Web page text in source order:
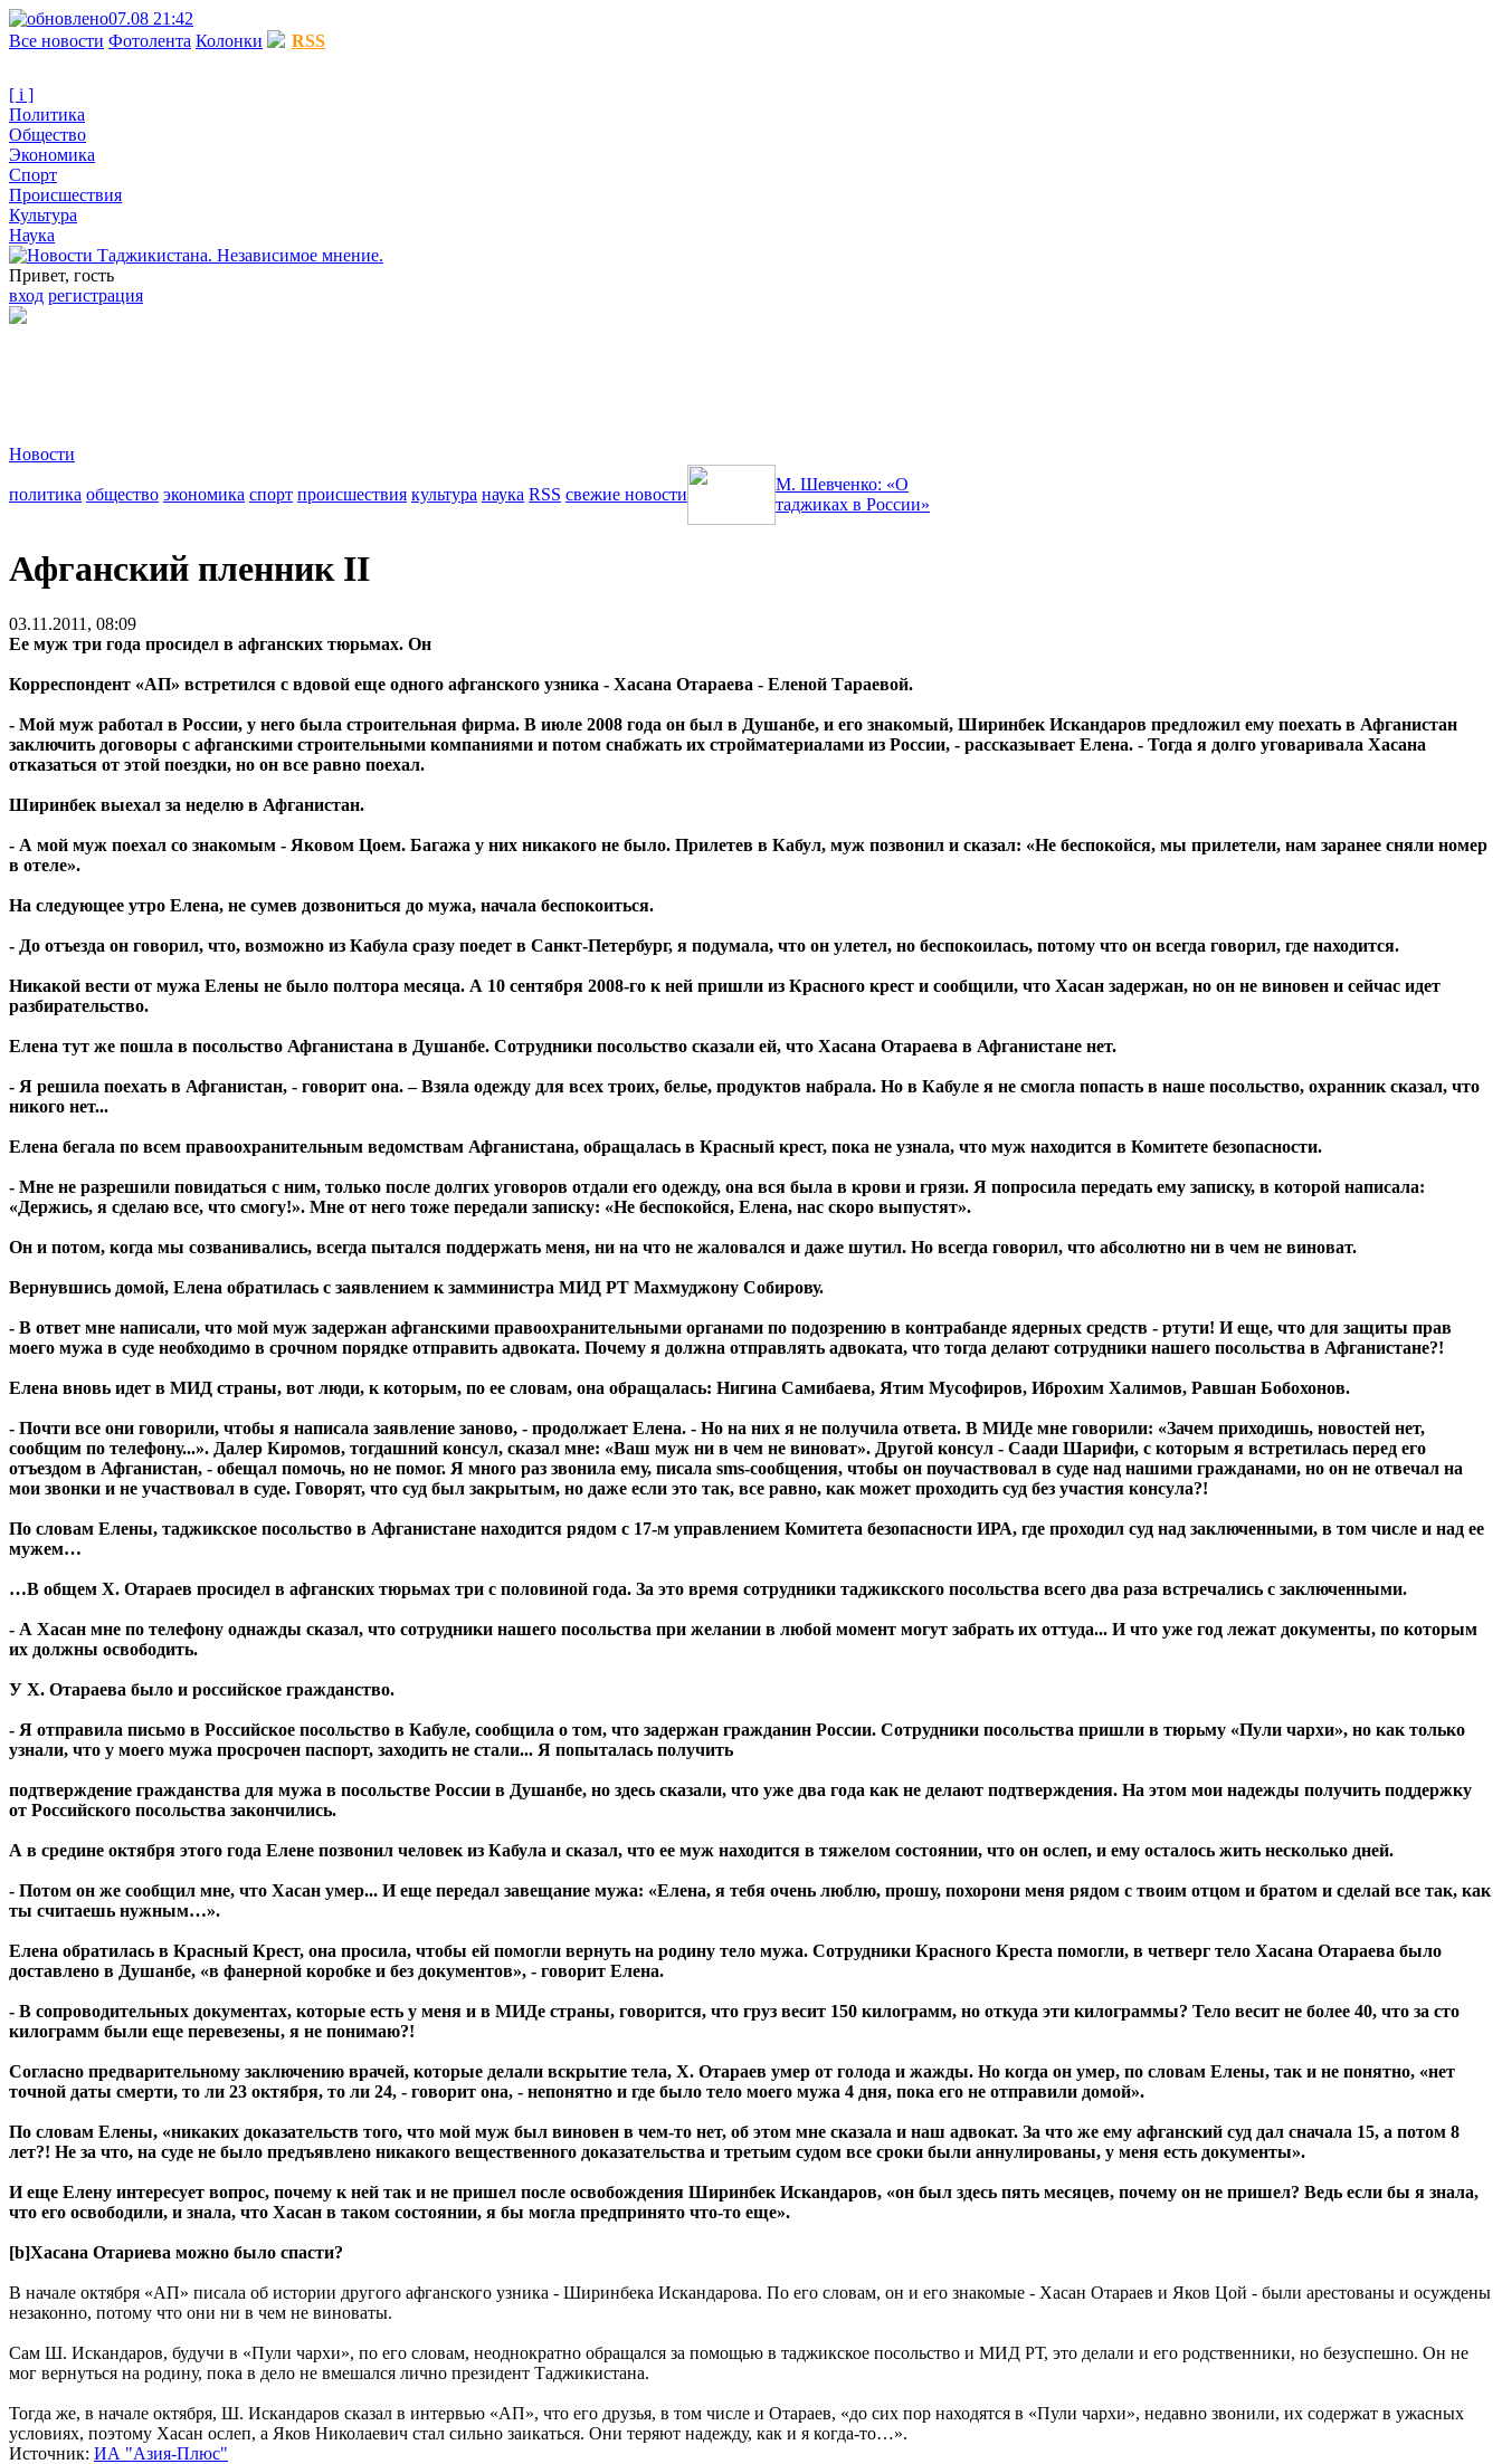
07.08 21:42
Все новости Фотолента Колонки RSS
[ i ]
Политика
Общество
Экономика
Спорт
Происшествия
Культура
Наука
Привет, гость
вход регистрация
Новости
политика общество экономика спорт происшествия культура наука RSS свежие новости
М. Шевченко: «О
таджиках в России»
Афганский пленник II
03.11.2011, 08:09
Ее муж три года просидел в афганских тюрьмах. Он
Корреспондент «АП» встретился с вдовой еще одного афганского узника - Хасана Отараева - Еленой Тараевой.
- Мой муж работал в России, у него была строительная фирма. В июле 2008 года он был в Душанбе, и его знакомый, Ширинбек Искандаров предложил ему поехать в Афганистан
заключить договоры с афганскими строительными компаниями и потом снабжать их стройматериалами из России, - рассказывает Елена. - Тогда я долго уговаривала Хасана
отказаться от этой поездки, но он все равно поехал.
Ширинбек выехал за неделю в Афганистан.
- А мой муж поехал со знакомым - Яковом Цоем. Багажа у них никакого не было. Прилетев в Кабул, муж позвонил и сказал: «Не беспокойся, мы прилетели, нам заранее сняли номер
в отеле».
На следующее утро Елена, не сумев дозвониться до мужа, начала беспокоиться.
- До отъезда он говорил, что, возможно из Кабула сразу поедет в Санкт-Петербург, я подумала, что он улетел, но беспокоилась, потому что он всегда говорил, где находится.
Никакой вести от мужа Елены не было полтора месяца. А 10 сентября 2008-го к ней пришли из Красного крест и сообщили, что Хасан задержан, но он не виновен и сейчас идет
разбирательство.
Елена тут же пошла в посольство Афганистана в Душанбе. Сотрудники посольство сказали ей, что Хасана Отараева в Афганистане нет.
- Я решила поехать в Афганистан, - говорит она. – Взяла одежду для всех троих, белье, продуктов набрала. Но в Кабуле я не смогла попасть в наше посольство, охранник сказал, что
никого нет...
Елена бегала по всем правоохранительным ведомствам Афганистана, обращалась в Красный крест, пока не узнала, что муж находится в Комитете безопасности.
- Мне не разрешили повидаться с ним, только после долгих уговоров отдали его одежду, она вся была в крови и грязи. Я попросила передать ему записку, в которой написала:
«Держись, я сделаю все, что смогу!». Мне от него тоже передали записку: «Не беспокойся, Елена, нас скоро выпустят».
Он и потом, когда мы созванивались, всегда пытался поддержать меня, ни на что не жаловался и даже шутил. Но всегда говорил, что абсолютно ни в чем не виноват.
Вернувшись домой, Елена обратилась с заявлением к замминистра МИД РТ Махмуджону Собирову.
- В ответ мне написали, что мой муж задержан афганскими правоохранительными органами по подозрению в контрабанде ядерных средств - ртути! И еще, что для защиты прав
моего мужа в суде необходимо в срочном порядке отправить адвоката. Почему я должна отправлять адвоката, что тогда делают сотрудники нашего посольства в Афганистане?!
Елена вновь идет в МИД страны, вот люди, к которым, по ее словам, она обращалась: Нигина Самибаева, Ятим Мусофиров, Иброхим Халимов, Равшан Бобохонов.
- Почти все они говорили, чтобы я написала заявление заново, - продолжает Елена. - Но на них я не получила ответа. В МИДе мне говорили: «Зачем приходишь, новостей нет,
сообщим по телефону...». Далер Киромов, тогдашний консул, сказал мне: «Ваш муж ни в чем не виноват». Другой консул - Саади Шарифи, с которым я встретилась перед его
отъездом в Афганистан, - обещал помочь, но не помог. Я много раз звонила ему, писала sms-сообщения, чтобы он поучаствовал в суде над нашими гражданами, но он не отвечал на
мои звонки и не участвовал в суде. Говорят, что суд был закрытым, но даже если это так, все равно, как может проходить суд без участия консула?!
По словам Елены, таджикское посольство в Афганистане находится рядом с 17-м управлением Комитета безопасности ИРА, где проходил суд над заключенными, в том числе и над ее
мужем…
…В общем Х. Отараев просидел в афганских тюрьмах три с половиной года. За это время сотрудники таджикского посольства всего два раза встречались с заключенными.
- А Хасан мне по телефону однажды сказал, что сотрудники нашего посольства при желании в любой момент могут забрать их оттуда... И что уже год лежат документы, по которым
их должны освободить.
У Х. Отараева было и российское гражданство.
- Я отправила письмо в Российское посольство в Кабуле, сообщила о том, что задержан гражданин России. Сотрудники посольства пришли в тюрьму «Пули чархи», но как только
узнали, что у моего мужа просрочен паспорт, заходить не стали... Я попыталась получить
подтверждение гражданства для мужа в посольстве России в Душанбе, но здесь сказали, что уже два года как не делают подтверждения. На этом мои надежды получить поддержку
от Российского посольства закончились.
А в средине октября этого года Елене позвонил человек из Кабула и сказал, что ее муж находится в тяжелом состоянии, что он ослеп, и ему осталось жить несколько дней.
- Потом он же сообщил мне, что Хасан умер... И еще передал завещание мужа: «Елена, я тебя очень люблю, прошу, похорони меня рядом с твоим отцом и братом и сделай все так, как
ты считаешь нужным…».
Елена обратилась в Красный Крест, она просила, чтобы ей помогли вернуть на родину тело мужа. Сотрудники Красного Креста помогли, в четверг тело Хасана Отараева было
доставлено в Душанбе, «в фанерной коробке и без документов», - говорит Елена.
- В сопроводительных документах, которые есть у меня и в МИДе страны, говорится, что груз весит 150 килограмм, но откуда эти килограммы? Тело весит не более 40, что за сто
килограмм были еще перевезены, я не понимаю?!
Согласно предварительному заключению врачей, которые делали вскрытие тела, Х. Отараев умер от голода и жажды. Но когда он умер, по словам Елены, так и не понятно, «нет
точной даты смерти, то ли 23 октября, то ли 24, - говорит она, - непонятно и где было тело моего мужа 4 дня, пока его не отправили домой».
По словам Елены, «никаких доказательств того, что мой муж был виновен в чем-то нет, об этом мне сказала и наш адвокат. За что же ему афганский суд дал сначала 15, а потом 8
лет?! Не за что, на суде не было предъявлено никакого вещественного доказательства и третьим судом все сроки были аннулированы, у меня есть документы».
И еще Елену интересует вопрос, почему к ней так и не пришел после освобождения Ширинбек Искандаров, «он был здесь пять месяцев, почему он не пришел? Ведь если бы я знала,
что его освободили, и знала, что Хасан в таком состоянии, я бы могла предпринято что-то еще».
[b]Хасана Отариева можно было спасти?
В начале октября «АП» писала об истории другого афганского узника - Ширинбека Искандарова. По его словам, он и его знакомые - Хасан Отараев и Яков Цой - были арестованы и осуждены
незаконно, потому что они ни в чем не виноваты.
Сам Ш. Искандаров, будучи в «Пули чархи», по его словам, неоднократно обращался за помощью в таджикское посольство и МИД РТ, это делали и его родственники, но безуспешно. Он не
мог вернуться на родину, пока в дело не вмешался лично президент Таджикистана.
Тогда же, в начале октября, Ш. Искандаров сказал в интервью «АП», что его друзья, в том числе и Отараев, «до сих пор находятся в «Пули чархи», недавно звонили, их содержат в ужасных
условиях, поэтому Хасан ослеп, а Яков Николаевич стал сильно заикаться. Они теряют надежду, как и я когда-то…».
Источник: ИА "Азия-Плюс"